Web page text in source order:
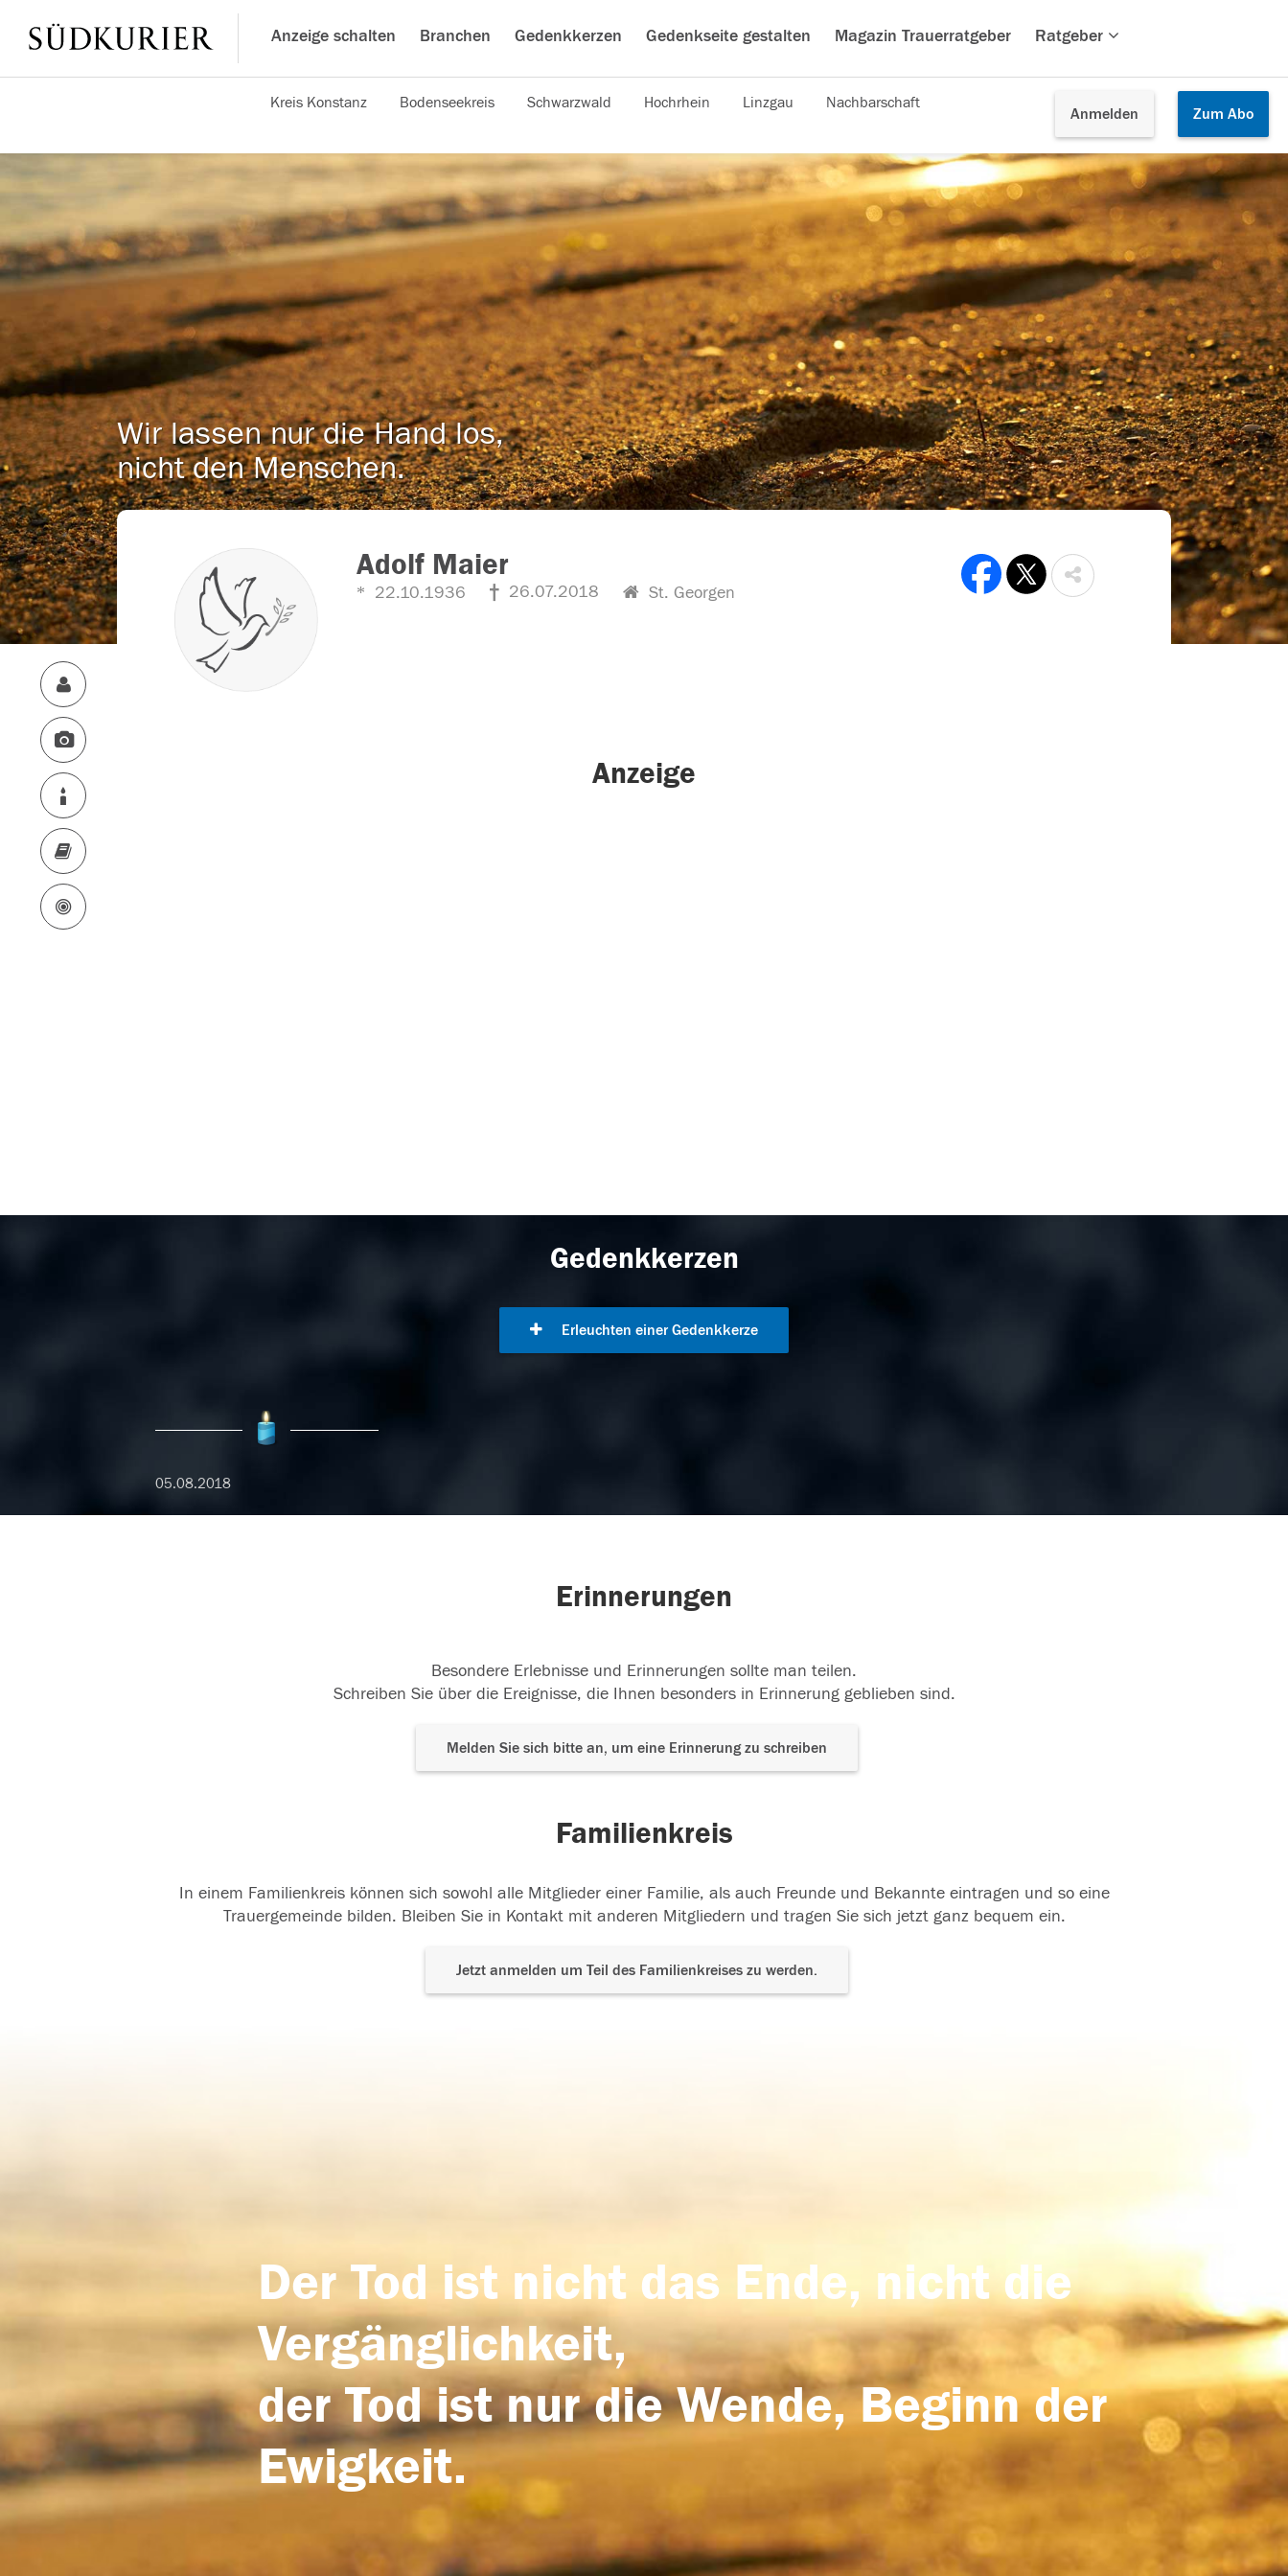
Anzeige schalten Branchen Gedenkkerzen Gedenkseite gestalten Magazin Trauerratgeber Ratgeber
Anmelden Zum Abo
Kreis Konstanz Bodenseekreis Schwarzwald Hochrhein Linzgau Nachbarschaft
Wir lassen nur die Hand los,
nicht den Menschen.
Adolf Maier
22.10.1936 26.07.2018 St. Georgen
Anzeige
Gedenkkerzen
Erleuchten einer Gedenkkerze
05.08.2018
Erinnerungen
Besondere Erlebnisse und Erinnerungen sollte man teilen.
Schreiben Sie über die Ereignisse, die Ihnen besonders in Erinnerung geblieben sind.
Melden Sie sich bitte an, um eine Erinnerung zu schreiben
Familienkreis
In einem Familienkreis können sich sowohl alle Mitglieder einer Familie, als auch Freunde und Bekannte eintragen und so eine
Trauergemeinde bilden. Bleiben Sie in Kontakt mit anderen Mitgliedern und tragen Sie sich jetzt ganz bequem ein.
Jetzt anmelden um Teil des Familienkreises zu werden.
Der Tod ist nicht das Ende, nicht die
Vergänglichkeit,
der Tod ist nur die Wende, Beginn der
Ewigkeit.